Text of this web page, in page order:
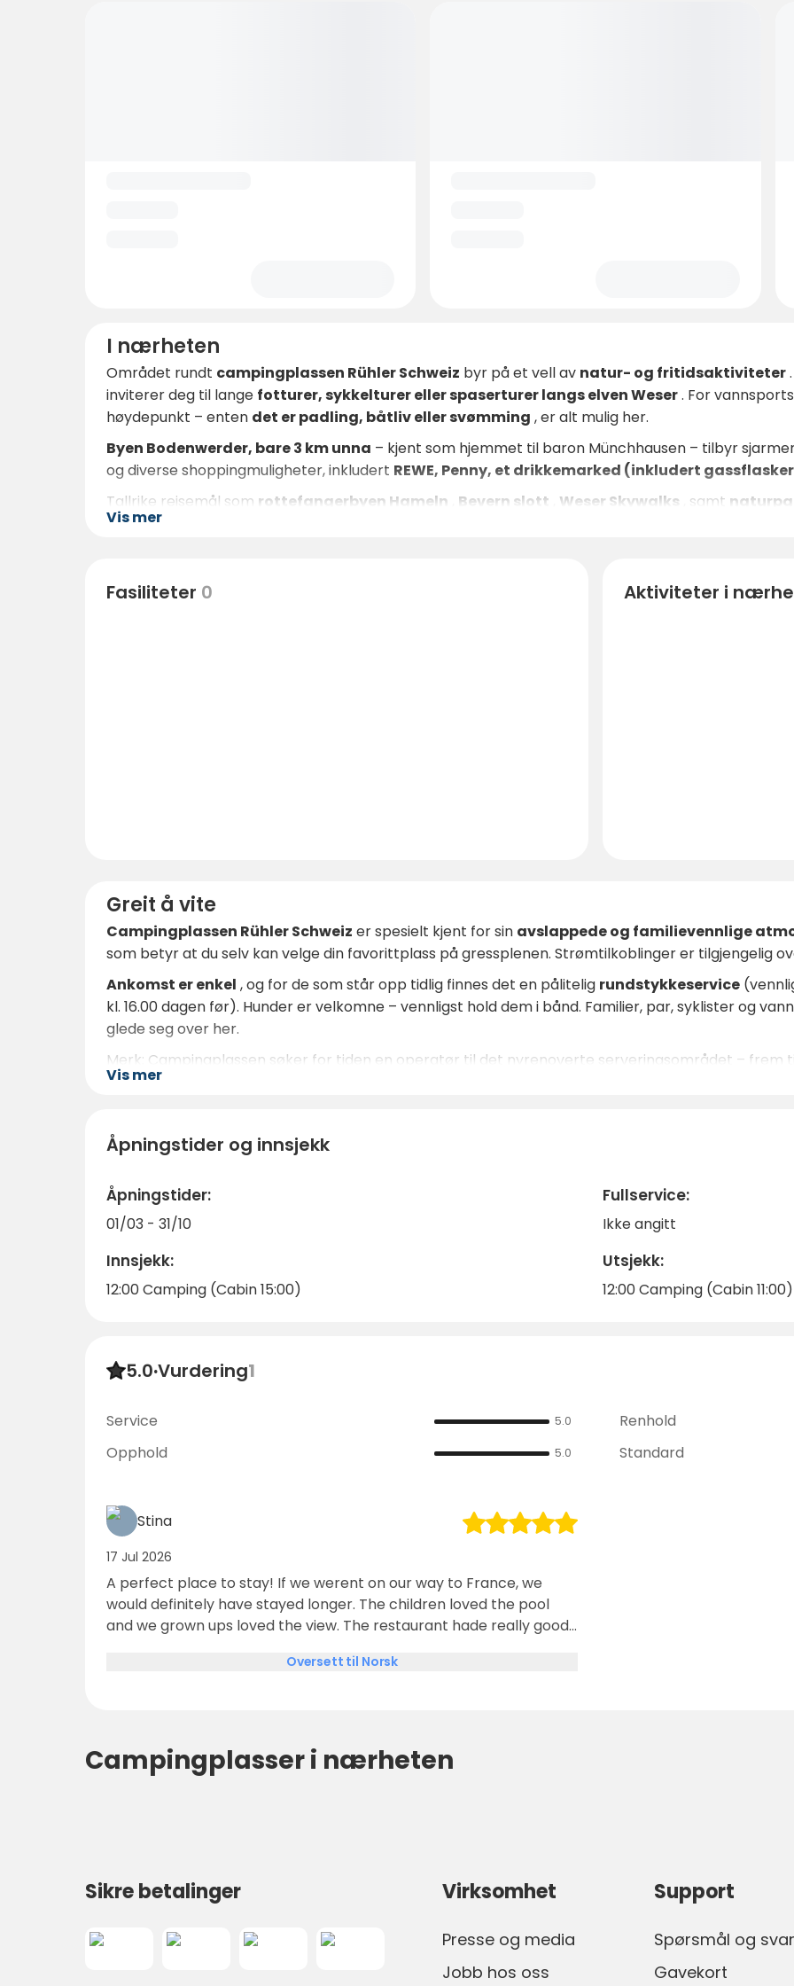
I nærheten
Området rundt campingplassen Rühler Schweiz byr på et vell av natur- og fritidsaktiviteter
inviterer deg til lange fotturer, sykkelturer eller spaserturer langs elven Weser. For
høydepunkt – enten det er padling, båtliv eller svømming , er alt mulig her.
Byen Bodenwerder, bare 3 km unna – kjent som hjemmet til baron Münchhausen – tilbyr
og diverse shoppingmuligheter, inkludert REWE, Penny, et drikkemarked (inkludert
Tallrike reisemål som rottefangerbyen Hameln Bevern slott Weser Skywalks , samt
tilgjengelige med bil eller sykkel.
Vis mer
Fasiliteter 0 Aktiviteter i
Greit å vite
Campingplassen Rühler Schweiz er spesielt kjent for sin avslappede og familievennlige
som betyr at du selv kan velge din favorittplass på gressplenen. Strømtilkoblinger er tilgjengelig
Ankomst er enkel , og for de som står opp tidlig finnes det en pålitelig rundstykkeservice
kl. 16.00 dagen før). Hunder er velkomne – vennligst hold dem i bånd. Familier, par, syklister og
glede seg over her.
Merk: Campingplassen søker for tiden en operatør til det nyrenoverte serveringsområdet – frem
kontaktpunktet for drikke og snacks.
Bestill på forhånd
, spesielt i sommermånedene – det er stor etterspørsel etter plasser.
Vis mer
Åpningstider og innsjekk
Åpningstider:
01/03 - 31/10
Fullservice:
Ikke angitt
Innsjekk:
12:00 Camping (Cabin 15:00)
Utsjekk:
12:00 Camping (Cabin 11:00)
5.0·Vurdering1
Service 5.0 Renhold
Opphold 5.0 Standard
Stina
17 Jul 2026
A perfect place to stay! If we werent on our way to France, we
would definitely have stayed longer. The children loved the pool
and we grown ups loved the view. The restaurant hade really good
Oversett til Norsk
Campingplasser i nærheten
Sikre betalinger Virksomhet
Presse og media
Jobb hos oss
Support
Spørsmål og svar
Gavekort